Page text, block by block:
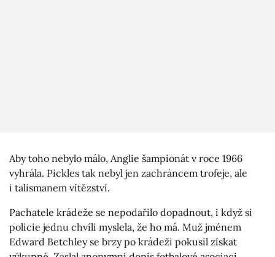
Aby toho nebylo málo, Anglie šampionát v roce 1966
vyhrála. Pickles tak nebyl jen zachráncem trofeje, ale
i talismanem vítězství.
Pachatele krádeže se nepodařilo dopadnout, i když si
policie jednu chvíli myslela, že ho má. Muž jménem
Edward Betchley se brzy po krádeži pokusil získat